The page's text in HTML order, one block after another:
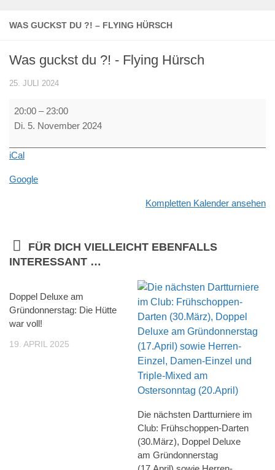
WAS GUCKST DU ?! – FLYING HÜRSCH
Was guckst du ?! - Flying Hürsch
25. JULI 2024
Was
guckst
?!
Flying
20:00 – 23:00
Di. 5. November 2024
iCal
Google
Kompletten Kalender ansehen
FÜR DICH VIELLEICHT EBENFALLS
INTERESSANT …
Doppel Deluxe am
Gründonnerstag: Die Hütte
war voll!
19. APRIL 2025
Die nächsten Dartturniere im
Club: Frühschoppen-Darten
(30.März), Doppel Deluxe
am Gründonnerstag